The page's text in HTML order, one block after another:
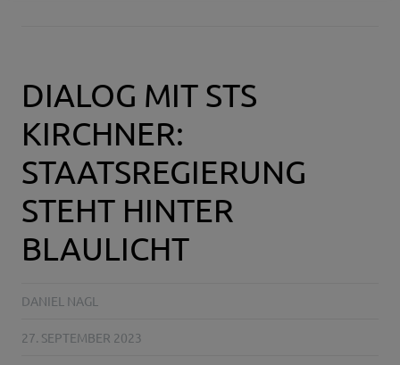
DIALOG MIT STS
KIRCHNER:
STAATSREGIERUNG
STEHT HINTER
BLAULICHT
DANIEL NAGL
27. SEPTEMBER 2023